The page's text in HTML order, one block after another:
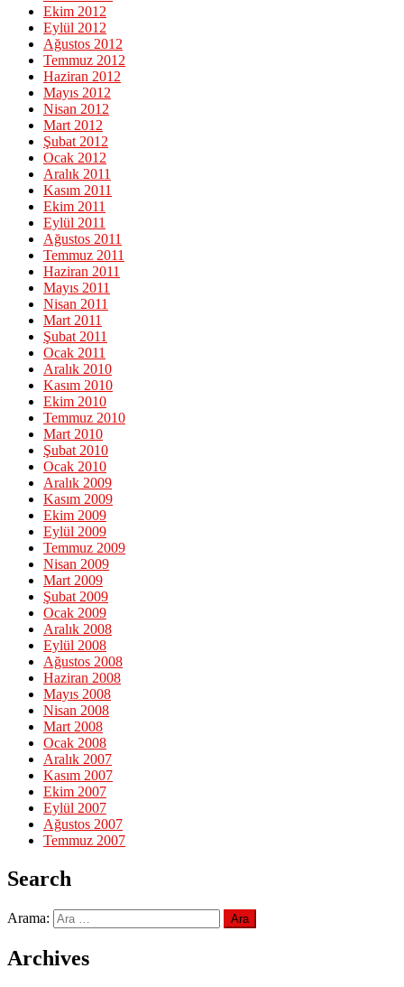
Ekim 2012
Eylül 2012
Ağustos 2012
Temmuz 2012
Haziran 2012
Mayıs 2012
Nisan 2012
Mart 2012
Şubat 2012
Ocak 2012
Aralık 2011
Kasım 2011
Ekim 2011
Eylül 2011
Ağustos 2011
Temmuz 2011
Haziran 2011
Mayıs 2011
Nisan 2011
Mart 2011
Şubat 2011
Ocak 2011
Aralık 2010
Kasım 2010
Ekim 2010
Temmuz 2010
Mart 2010
Şubat 2010
Ocak 2010
Aralık 2009
Kasım 2009
Ekim 2009
Eylül 2009
Temmuz 2009
Nisan 2009
Mart 2009
Şubat 2009
Ocak 2009
Aralık 2008
Eylül 2008
Ağustos 2008
Haziran 2008
Mayıs 2008
Nisan 2008
Mart 2008
Ocak 2008
Aralık 2007
Kasım 2007
Ekim 2007
Eylül 2007
Ağustos 2007
Temmuz 2007
Search
Arama:
Archives